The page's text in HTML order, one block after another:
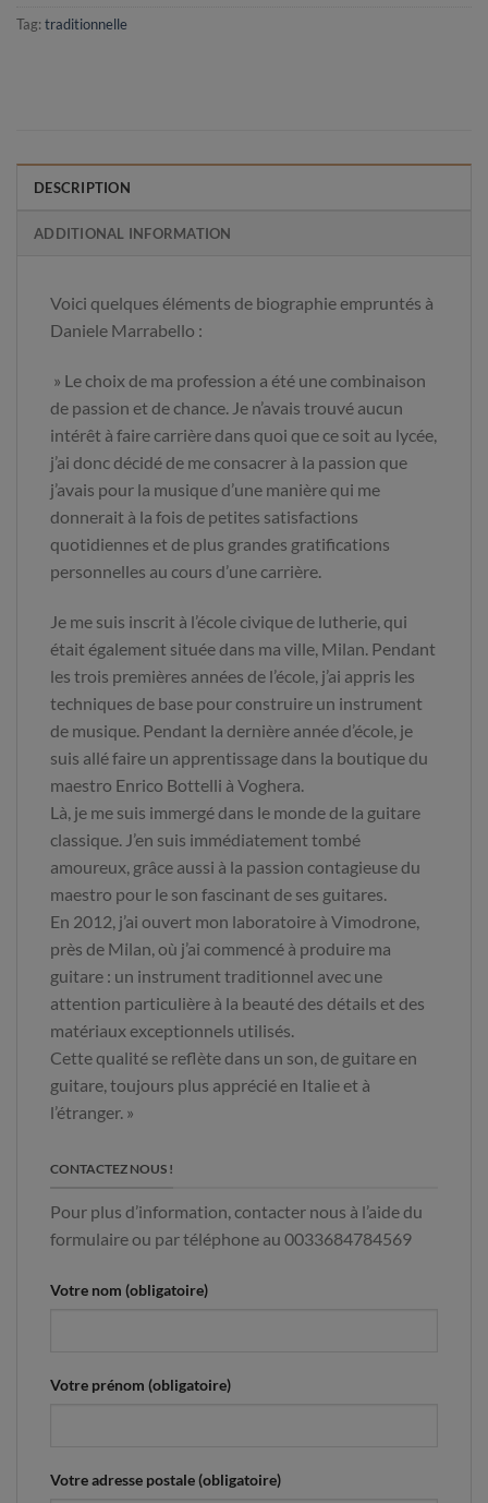
Tag: traditionnelle
DESCRIPTION
ADDITIONAL INFORMATION
Voici quelques éléments de biographie empruntés à
Daniele Marrabello :
» Le choix de ma profession a été une combinaison
de passion et de chance. Je n’avais trouvé aucun
intérêt à faire carrière dans quoi que ce soit au lycée,
j’ai donc décidé de me consacrer à la passion que
j’avais pour la musique d’une manière qui me
donnerait à la fois de petites satisfactions
quotidiennes et de plus grandes gratifications
personnelles au cours d’une carrière.
Je me suis inscrit à l’école civique de lutherie, qui
était également située dans ma ville, Milan. Pendant
les trois premières années de l’école, j’ai appris les
techniques de base pour construire un instrument
de musique. Pendant la dernière année d’école, je
suis allé faire un apprentissage dans la boutique du
maestro Enrico Bottelli à Voghera.
Là, je me suis immergé dans le monde de la guitare
classique. J’en suis immédiatement tombé
amoureux, grâce aussi à la passion contagieuse du
maestro pour le son fascinant de ses guitares.
En 2012, j’ai ouvert mon laboratoire à Vimodrone,
près de Milan, où j’ai commencé à produire ma
guitare : un instrument traditionnel avec une
attention particulière à la beauté des détails et des
matériaux exceptionnels utilisés.
Cette qualité se reflète dans un son, de guitare en
guitare, toujours plus apprécié en Italie et à
l’étranger. »
CONTACTEZ NOUS !
Pour plus d’information, contacter nous à l’aide du
formulaire ou par téléphone au 0033684784569
Votre nom (obligatoire)
Votre prénom (obligatoire)
Votre adresse postale (obligatoire)